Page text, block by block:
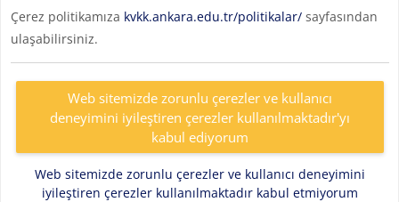
Çerez politikamıza kvkk.ankara.edu.tr/politikalar/sayfasından
ulaşabilirsiniz.
Web sitemizde zorunlu çerezler ve kullanıcı
deneyimini iyileştiren çerezler kullanılmaktadır'yı
kabul ediyorum
Web sitemizde zorunlu çerezler ve kullanıcı deneyimini
iyileştiren çerezler kullanılmaktadır kabul etmiyorum